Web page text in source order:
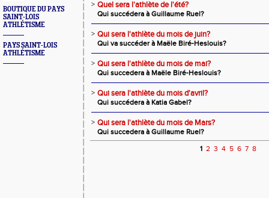
BOUTIQUE DU PAYS
SAINT-LOIS
ATHLÉTISME
PAYS SAINT-LOIS
ATHLÉTISME
> Quel sera l'athlète de l'été?
Qui succédera à Guillaume Ruel?
> Qui sera l'athlète du mois de juin?
Qui va succéder à Maële Biré-Heslouis?
> Qui sera l'athlète du mois de mai?
Qui succedera à Maële Biré-Heslouis?
> Qui sera l'athlète du mois d'avril?
Qui succédera à Katia Gabel?
> Qui sera l'athlète du mois de Mars?
Qui succedera à Guillaume Ruel?
1 2 3 4 5 6 7 8